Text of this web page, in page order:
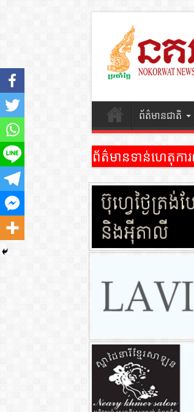
ព័ត៌មានជាតិ
ព័ត៌មានទាន់ហេតុកា